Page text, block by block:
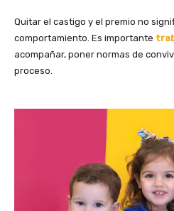
Quitar el castigo y el premio no
comportamiento. Es importante
acompañar, poner normas de
proceso.